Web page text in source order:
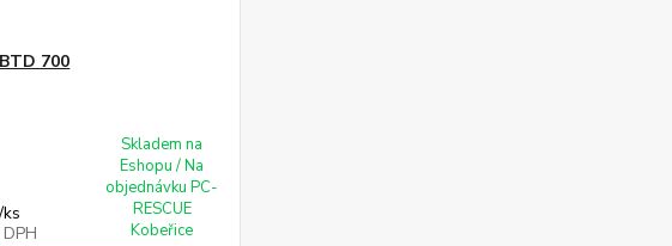
700
/ks
Skladem na
Eshopu / Na
objednávku PC-
RESCUE
Kobeřice